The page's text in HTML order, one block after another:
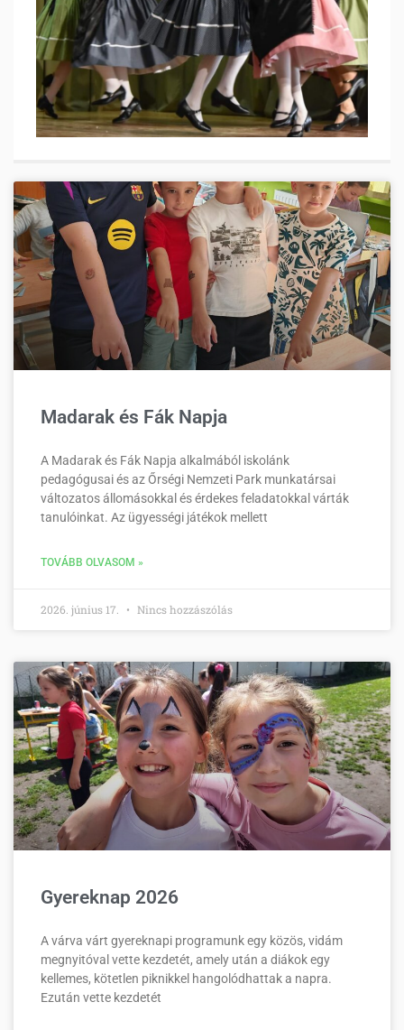
Madarak és Fák Napja
A Madarak és Fák Napja alkalmából iskolánk
pedagógusai és az Őrségi Nemzeti Park munkatársai
változatos állomásokkal és érdekes feladatokkal várták
tanulóinkat. Az ügyességi játékok mellett
TOVÁBB OLVASOM »
2026. június 17. Nincs hozzászólás
Gyereknap 2026
A várva várt gyereknapi programunk egy közös, vidám
megnyitóval vette kezdetét, amely után a diákok egy
kellemes, kötetlen piknikkel hangolódhattak a napra.
Ezután vette kezdetét